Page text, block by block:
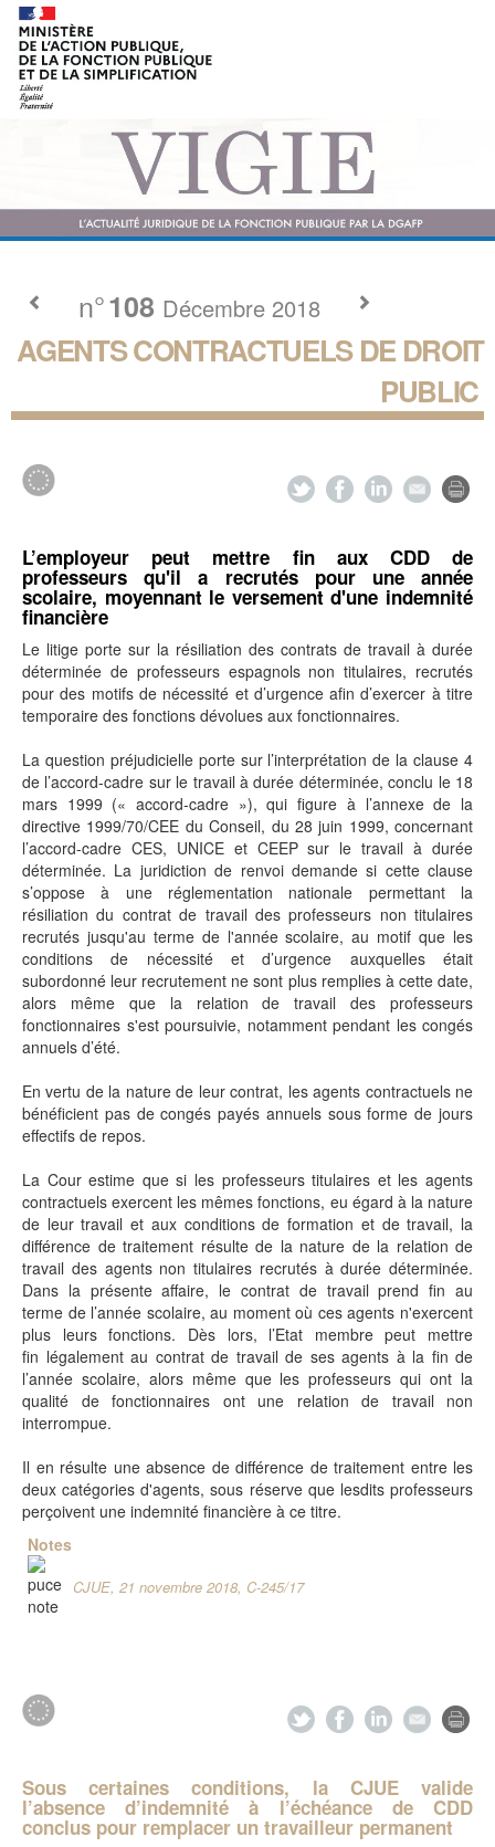
n°108 Décembre 2018
AGENTS CONTRACTUELS DE DROIT
PUBLIC
L’employeur peut mettre fin aux CDD de
professeurs qu'il a recrutés pour une année
scolaire, moyennant le versement d'une indemnité
financière
Le litige porte sur la résiliation des contrats de travail à durée
déterminée de professeurs espagnols non titulaires, recrutés
pour des motifs de nécessité et d’urgence afin d’exercer à titre
temporaire des fonctions dévolues aux fonctionnaires.
La question préjudicielle porte sur l’interprétation de la clause 4
de l’accord-cadre sur le travail à durée déterminée, conclu le 18
mars 1999 (« accord-cadre »), qui figure à l’annexe de la
directive 1999/70/CEE du Conseil, du 28 juin 1999, concernant
l’accord-cadre CES, UNICE et CEEP sur le travail à durée
déterminée. La juridiction de renvoi demande si cette clause
s’oppose à une réglementation nationale permettant la
résiliation du contrat de travail des professeurs non titulaires
recrutés jusqu'au terme de l'année scolaire, au motif que les
conditions de nécessité et d’urgence auxquelles était
subordonné leur recrutement ne sont plus remplies à cette date,
alors même que la relation de travail des professeurs
fonctionnaires s'est poursuivie, notamment pendant les congés
annuels d’été.
En vertu de la nature de leur contrat, les agents contractuels ne
bénéficient pas de congés payés annuels sous forme de jours
effectifs de repos.
La Cour estime que si les professeurs titulaires et les agents
contractuels exercent les mêmes fonctions, eu égard à la nature
de leur travail et aux conditions de formation et de travail, la
différence de traitement résulte de la nature de la relation de
travail des agents non titulaires recrutés à durée déterminée.
Dans la présente affaire, le contrat de travail prend fin au
terme de l’année scolaire, au moment où ces agents n'exercent
plus leurs fonctions. Dès lors, l’Etat membre peut mettre
fin légalement au contrat de travail de ses agents à la fin de
l’année scolaire, alors même que les professeurs qui ont la
qualité de fonctionnaires ont une relation de travail non
interrompue.
Il en résulte une absence de différence de traitement entre les
deux catégories d'agents, sous réserve que lesdits professeurs
perçoivent une indemnité financière à ce titre.
Notes
CJUE, 21 novembre 2018, C-245/17
Sous certaines conditions, la CJUE valide
l’absence d’indemnité à l’échéance de CDD
conclus pour remplacer un travailleur permanent